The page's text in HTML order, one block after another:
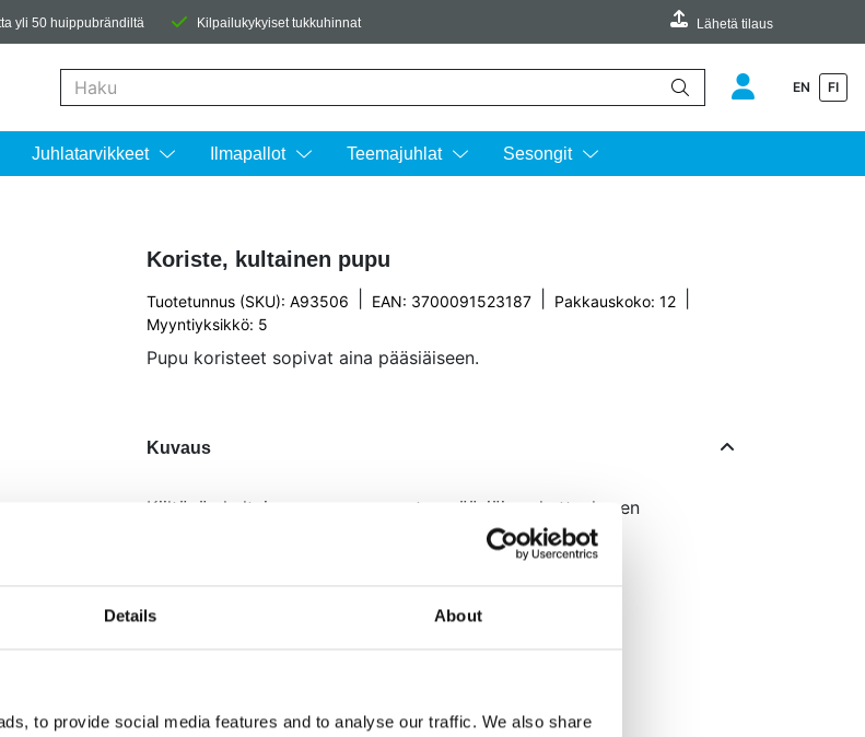
Details About
to provide social media features and to analyse our traffic. We also share
yli 50 huippubrändiltä Kilpailukykyiset tukkuhinnat Lähetä tilaus
EN FI
Juhlatarvikkeet Ilmapallot Teemajuhlat Sesongit
Koriste, kultainen pupu
Tuotetunnus (SKU): A93506 EAN: 3700091523187 Pakkauskoko: 12
Myyntiyksikkö: 5
Pupu koristeet sopivat aina pääsiäiseen.
Kuvaus
Kiiltävän kultainen upea pupu antaa pääsiäisen kattaukseen
käsin pyyhittävä